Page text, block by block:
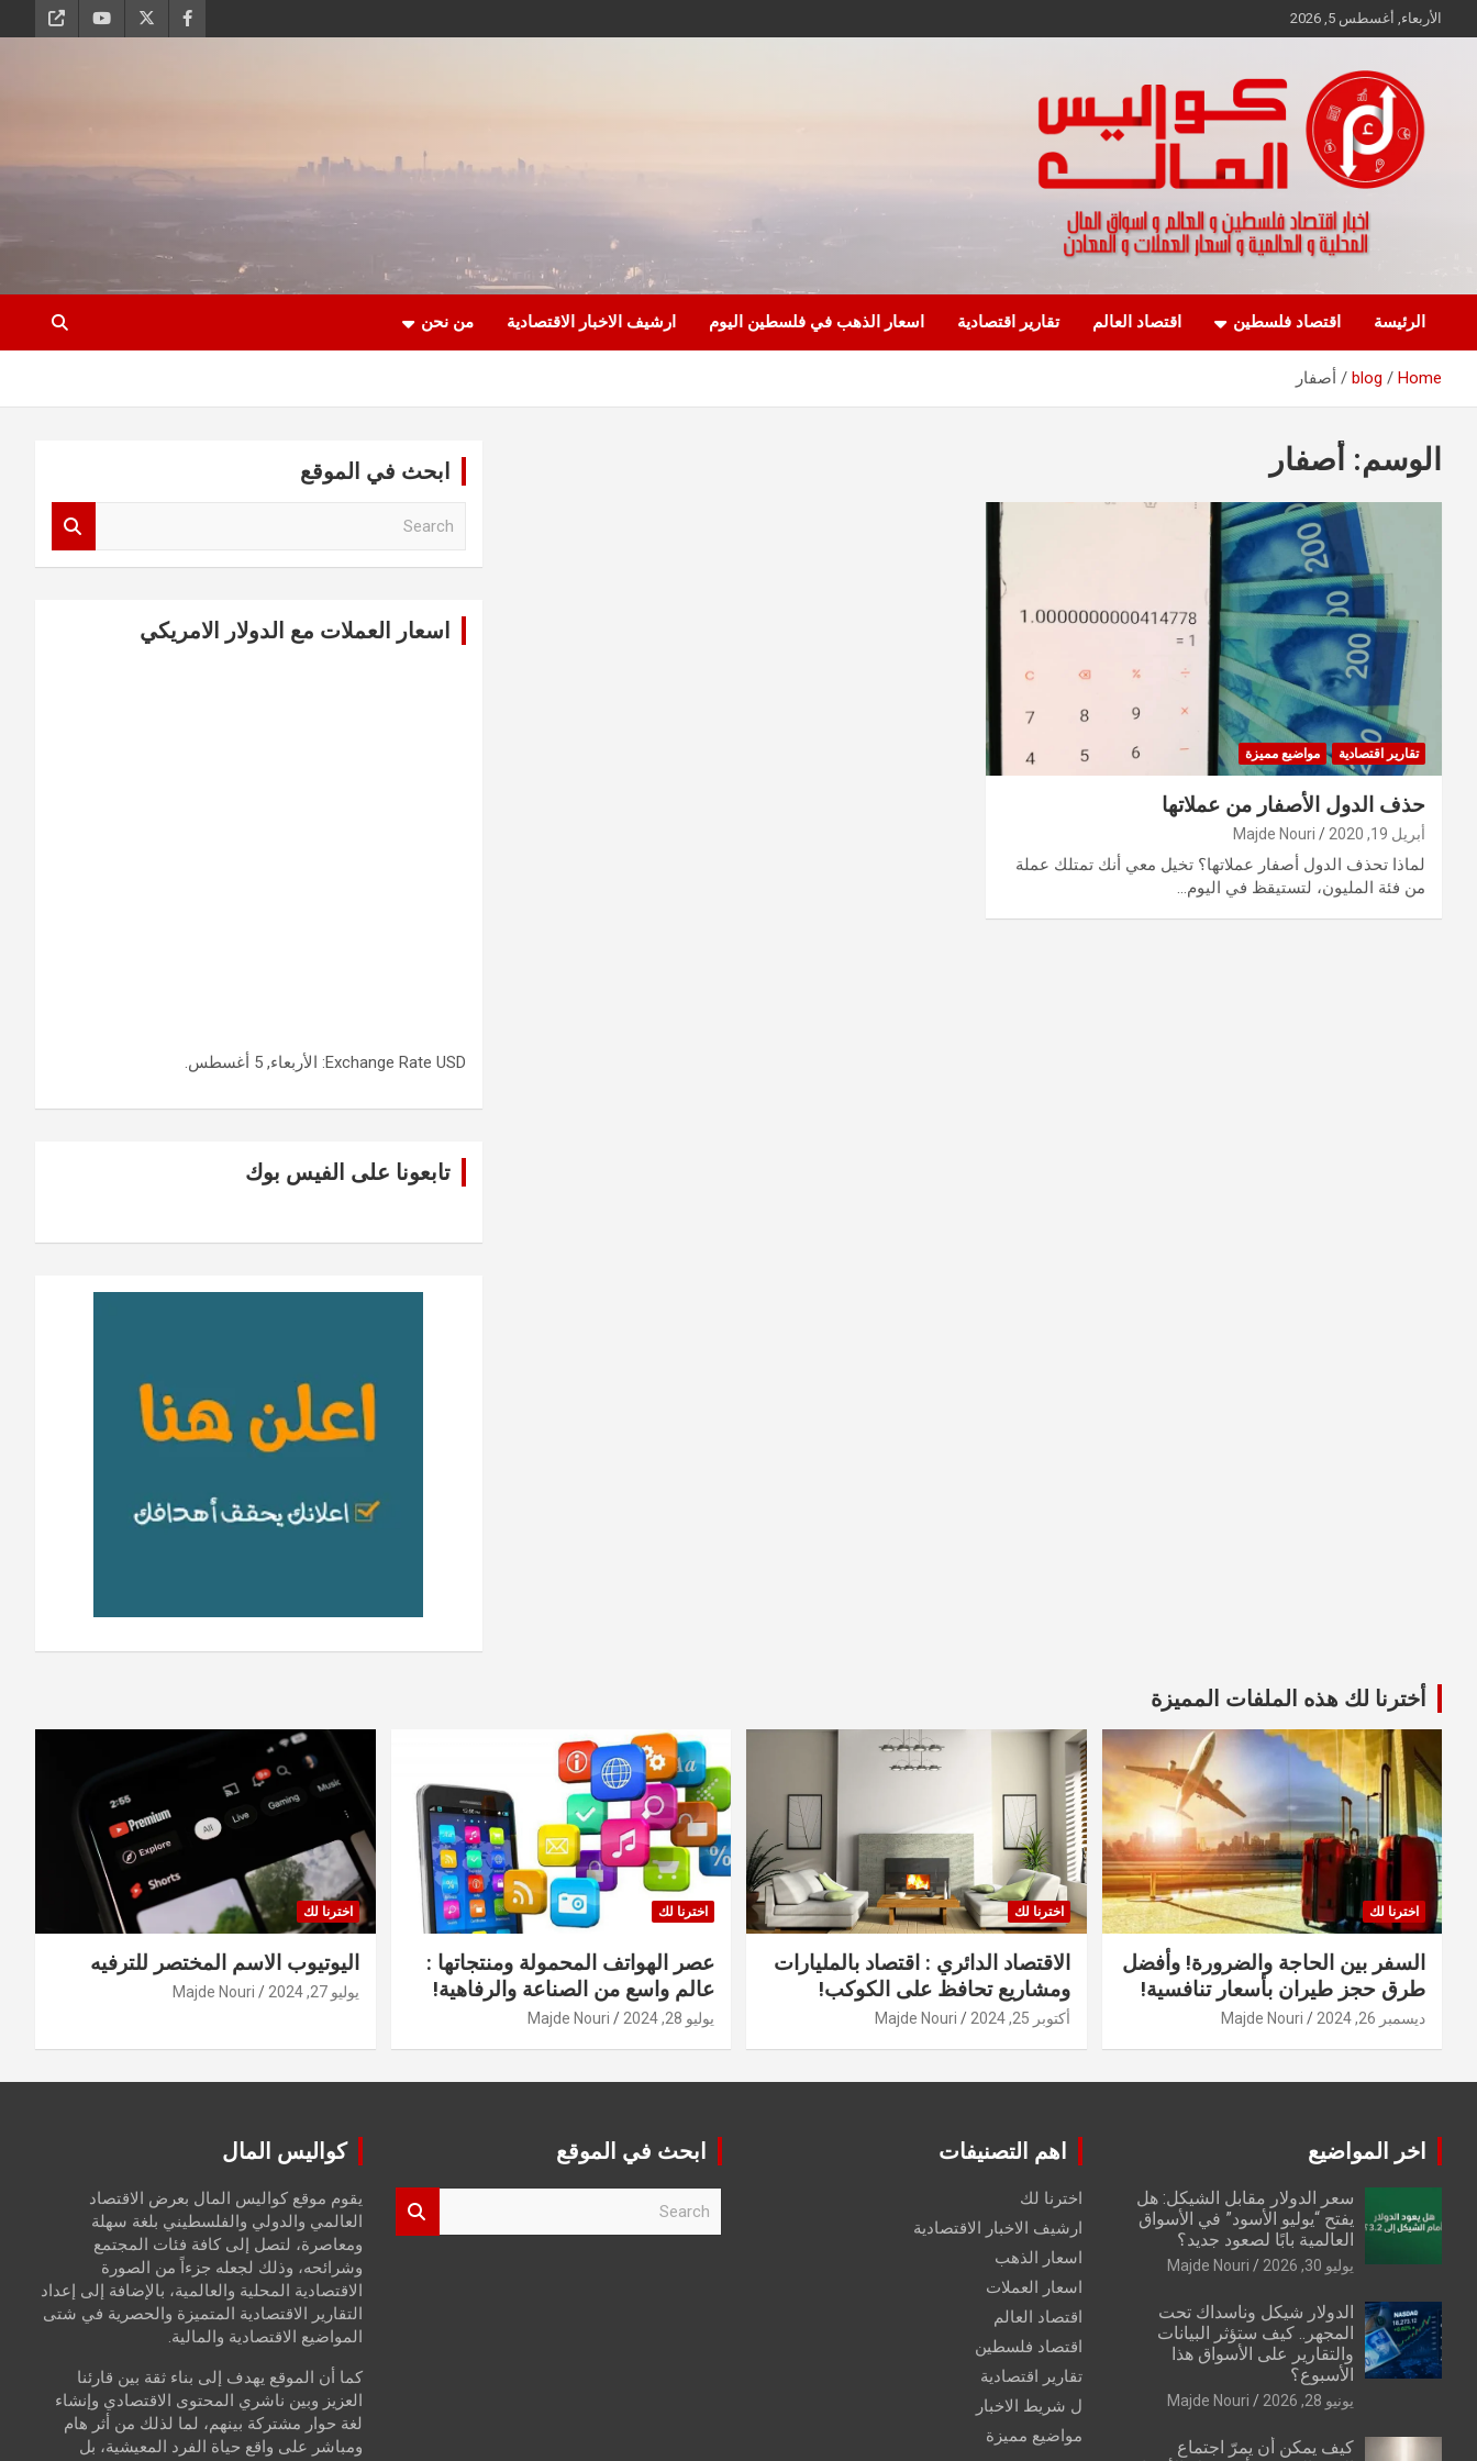
to
الأربعاء, أغسطس 5, 2026
كواليس المال
الرئيسة اقتصاد فلسطين اقتصاد العالم تقارير اقتصادية اسعار الذهب في فلسطين اليوم ارشيف الاخبار الاقتصادية من نحن
Home
blog أصفار
الوسم: أصفار
تقارير اقتصادية مواضيع مميزة
حذف الدول الأصفار من عملاتها
أبريل 19, 2020 Majde Nouri
لماذا تحذف الدول أصفار عملاتها؟ تخيل معي أنك تمتلك عملة
من فئة المليون، لتستيقظ في اليوم…
ابحث في الموقع
اسعار العملات مع الدولار الامريكي
Exchange Rate USD : الأربعاء, 5 أغسطس.
تابعونا على الفيس بوك
أخترنا لك هذه الملفات المميزة
اخترنا لك
السفر بين الحاجة والضرورة! وأفضل
طرق حجز طيران بأسعار تنافسية!
ديسمبر 26, 2024 Majde Nouri
اخترنا لك
الاقتصاد الدائري : اقتصاد بالمليارات
ومشاريع تحافظ على الكوكب!
أكتوبر 25, 2024 Majde Nouri
اخترنا لك
عصر الهواتف المحمولة ومنتجاتها :
عالم واسع من الصناعة والرفاهية!
يوليو 28, 2024 Majde Nouri
اخترنا لك
اليوتيوب الاسم المختصر للترفيه
يوليو 27, 2024 Majde Nouri
اخر المواضيع
سعر الدولار مقابل الشيكل: هل
يفتح “يوليو الأسود” في الأسواق
العالمية بابًا لصعود جديد؟
يوليو 30, 2026 Majde Nouri
الدولار شيكل وناسداك تحت
المجهر.. كيف ستؤثر البيانات
والتقارير على الأسواق هذا
الأسبوع؟
يونيو 28, 2026 Majde Nouri
كيف يمكن أن يمرّ اجتماع
اهم التصنيفات
اخترنا لك
ارشيف الاخبار الاقتصادية
اسعار الذهب
اسعار العملات
اقتصاد العالم
اقتصاد فلسطين
تقارير اقتصادية
ل شريط الاخبار
مواضيع مميزة
ابحث في الموقع كواليس المال
يقوم موقع كواليس المال بعرض الاقتصاد
العالمي والدولي والفلسطيني بلغة سهلة
ومعاصرة، لتصل إلى كافة فئات المجتمع
وشرائحه، وذلك لجعله جزءاً من الصورة
الاقتصادية المحلية والعالمية، بالإضافة إلى إعداد
التقارير الاقتصادية المتميزة والحصرية في شتى
المواضيع الاقتصادية والمالية.
كما أن الموقع يهدف إلى بناء ثقة بين قارئنا
العزيز وبين ناشري المحتوى الاقتصادي وإنشاء
لغة حوار مشتركة بينهم، لما لذلك من أثر هام
ومباشر على واقع حياة الفرد المعيشية، بل